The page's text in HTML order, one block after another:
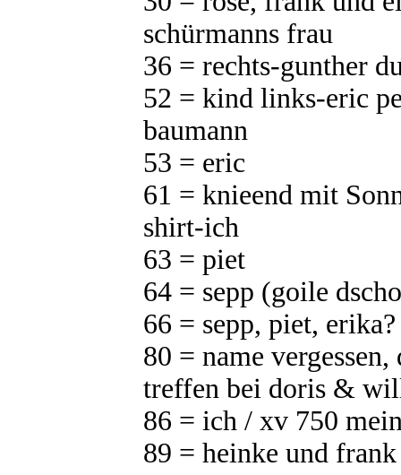
schürmanns frau
36 = rechts-gunther
52 = kind links-eric
baumann
53 = eric
61 = knieend mit
shirt-ich
63 = piet
64 = sepp (goile
66 = sepp, piet, erika?
80 = name
treffen bei doris &
86 = ich / xv 750
89 = heinke und